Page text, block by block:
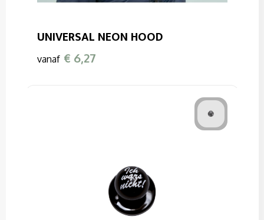
UNIVERSAL NEON HOOD
vanaf € 6,27